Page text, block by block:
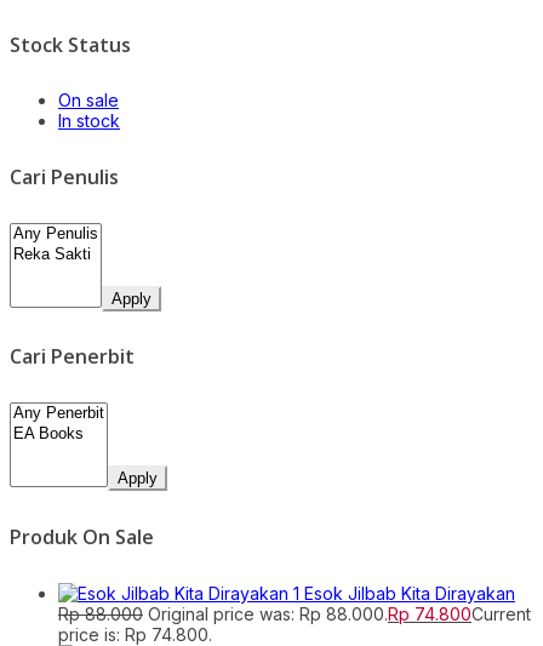
Stock Status
On sale
In stock
Cari Penulis
Apply
Cari Penerbit
Apply
Produk On Sale
Esok Jilbab Kita Dirayakan
Rp88.000 Original price was: Rp 88.000.Rp 74.800Current
price is: Rp 74.800.